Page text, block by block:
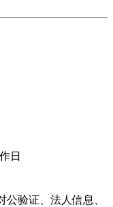
日
公验证、法人信息、